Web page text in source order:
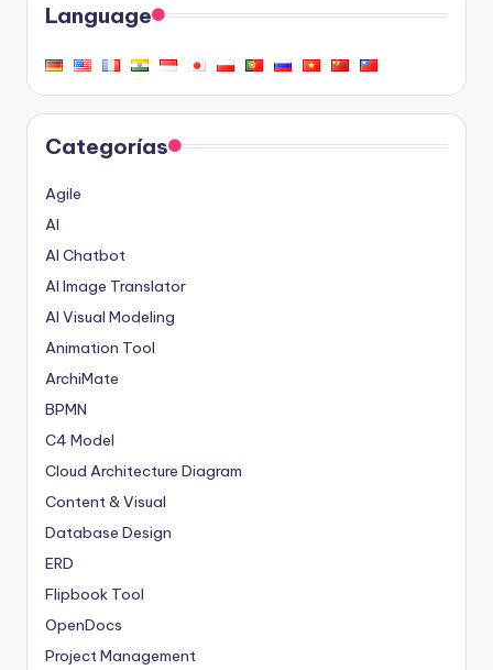
Language
Categorías
Agile
AI
AI Chatbot
AI Image Translator
AI Visual Modeling
Animation Tool
ArchiMate
BPMN
C4 Model
Cloud Architecture Diagram
Content & Visual
Database Design
ERD
Flipbook Tool
OpenDocs
Project Management